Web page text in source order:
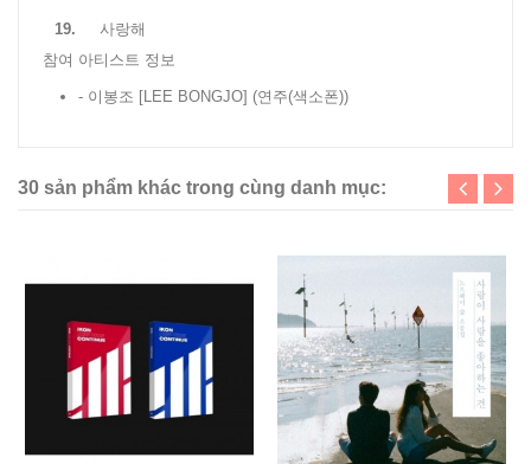
19.
사랑해
참여 아티스트 정보
- 이봉조 [LEE BONGJO] (연주(색소폰))
30 sản phẩm khác trong cùng danh mục: